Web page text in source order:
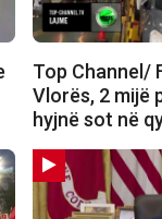
Top Channel/
Vlorës, 2 mijë
hyjnë sot në